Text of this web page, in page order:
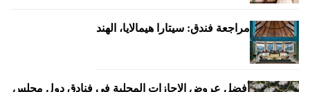
مراجعة فندق: سيتارا هيمالايا، الهند
أفضل عروض الإجازات المحلية في فنادق دول مجلس